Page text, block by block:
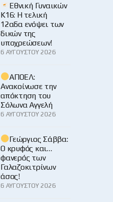
Εθνική Γυναικών
Κ16: Η τελική
12αδα ενόψει των
δικών της
υποχρεώσεων!
6 ΑΥΓΟΎΣΤΟΥ 2026
ΑΠΟΕΛ:
Ανακοίνωσε την
απόκτηση του
Σόλωνα Αγγελή
6 ΑΥΓΟΎΣΤΟΥ 2026
Γεώργιος Σάββα:
Ο κρυφός και…
φανερός των
Γαλαζοκιτρίνων
άσος!
6 ΑΥΓΟΎΣΤΟΥ 2026